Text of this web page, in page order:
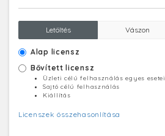
Letöltés Vászon
Alap licensz
Bővített licensz
Üzleti célú felhasználás egyes esetei
Sajtó célú felhasználás
Kiállítás
Licenszek összehasonlítása